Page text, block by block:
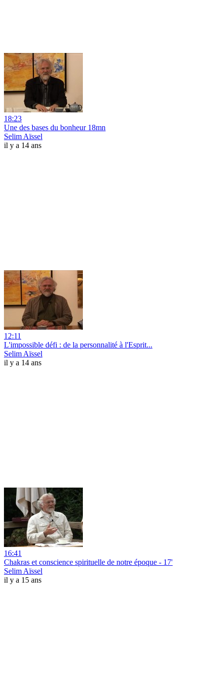
18:23
Une des bases du bonheur 18mn
Selim Aïssel
il y a 14 ans
12:11
L'impossible défi : de la personnalité à l'Esprit...
Selim Aïssel
il y a 14 ans
16:41
Chakras et conscience spirituelle de notre époque - 17'
Selim Aïssel
il y a 15 ans